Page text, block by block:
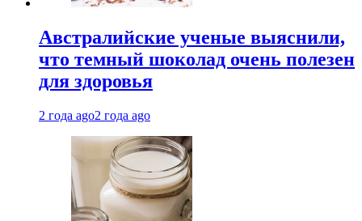
Австралийские ученые выяснили,
что темный шоколад очень полезен
для здоровья
2 года ago2 года ago